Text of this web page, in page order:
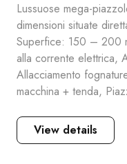
Lussuose mega-
dimensioni situate
Superfice: 150 – 200
alla corrente elettrica,
Allacciamento
macchina + tenda,
View details